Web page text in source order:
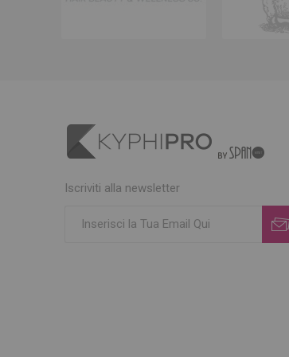
Iscriviti alla newsletter